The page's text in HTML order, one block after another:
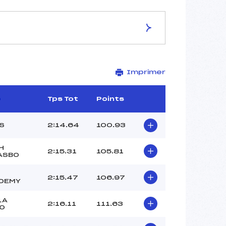
ORANGE/OK
2683
3011/03/13
40
12:15
MICHEL LOUIS (AP)
Imprimer
Tps Tot Points
2:14.64 100.93
2:15.31 105.81
2:15.47 106.97
2:16.11 111.63